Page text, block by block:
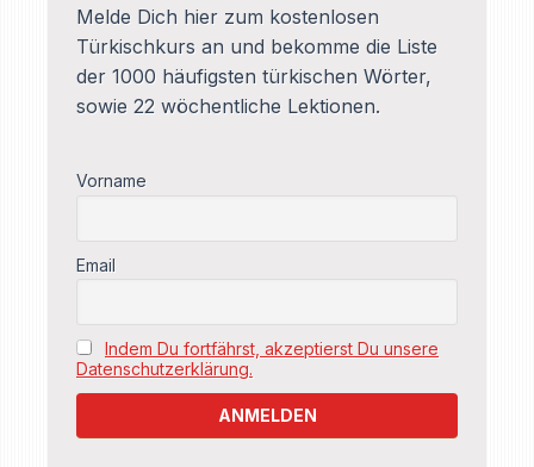
Melde Dich hier zum kostenlosen
Türkischkurs an und bekomme die Liste
der 1000 häufigsten türkischen Wörter,
sowie 22 wöchentliche Lektionen.
Vorname
Email
Indem Du fortfährst, akzeptierst Du unsere
Datenschutzerklärung.